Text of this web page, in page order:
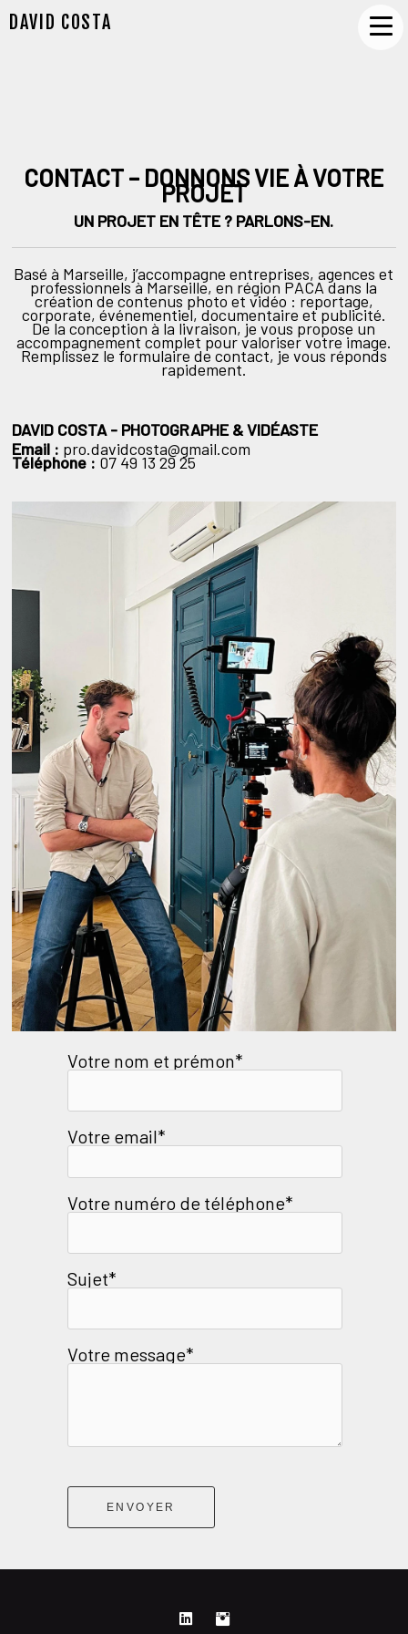
DAVID COSTA
CONTACT – DONNONS VIE À VOTRE
PROJET
UN PROJET EN TÊTE ? PARLONS-EN.
Basé à Marseille, j’accompagne entreprises, agences et
professionnels à Marseille, en région PACA dans la
création de contenus photo et vidéo : reportage,
corporate, événementiel, documentaire et publicité.
De la conception à la livraison, je vous propose un
accompagnement complet pour valoriser votre image.
Remplissez le formulaire de contact, je vous réponds
rapidement.
DAVID COSTA - PHOTOGRAPHE & VIDÉASTE
Email : pro.davidcosta@gmail.com
Téléphone : 07 49 13 29 25
Votre nom et prémon*
Votre email*
Votre numéro de téléphone*
Sujet*
Votre message*
ENVOYER